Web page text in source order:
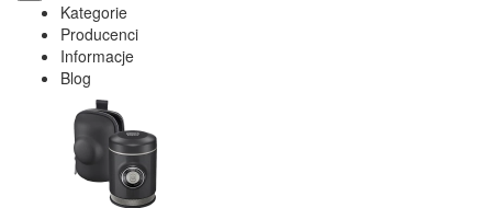
Kategorie
Producenci
Informacje
Blog